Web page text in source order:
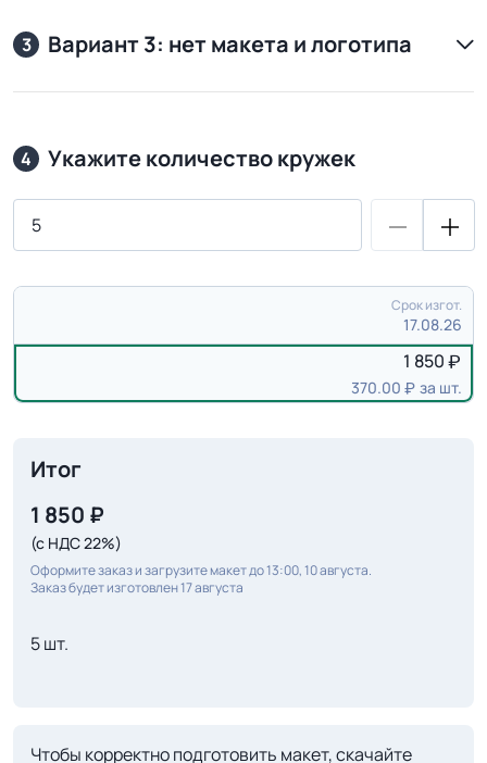
3 Вариант 3: нет макета и логотипа
4 Укажите количество кружек
Срок изгот.
17.08.26
1 850
370.00 за шт.
Итог
1 850 ₽
(с НДС 22%)
Оформите заказ и загрузите макет до 13:00, 10 августа.
Заказ будет изготовлен 17 августа
5 шт.
Чтобы корректно подготовить макет, скачайте